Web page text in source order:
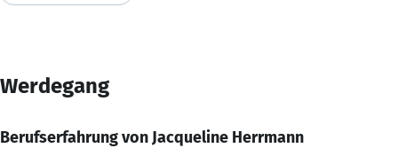
Werdegang
Berufserfahrung von Jacqueline Herrmann